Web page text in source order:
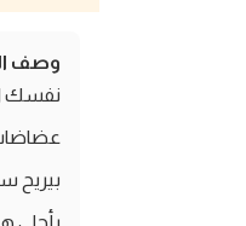
وصف
نفسك
بيريح
بأحلى